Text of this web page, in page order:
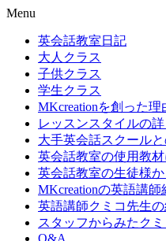
Menu
英会話教室日記
大人クラス
子供クラス
学生クラス
MKcreationを創った理
レッスンスタイルの
大手英会話スクール
英会話教室の使用教
英会話教室の生徒様
MKcreationの英語講師
英語講師クミコ先生
スタッフからみたク
Q&A